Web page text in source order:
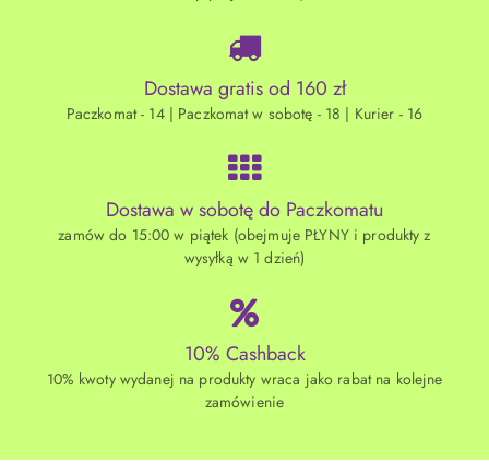
Dostawa gratis od 160 zł
Paczkomat - 14 | Paczkomat w sobotę - 18 | Kurier - 16
Dostawa w sobotę do Paczkomatu
zamów do 15:00 w piątek (obejmuje PŁYNY i produkty z
wysyłką w 1 dzień)
10% Cashback
10% kwoty wydanej na produkty wraca jako rabat na kolejne
zamówienie